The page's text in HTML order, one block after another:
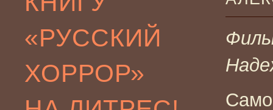
«РУССКИЙ
ХОРРОР»